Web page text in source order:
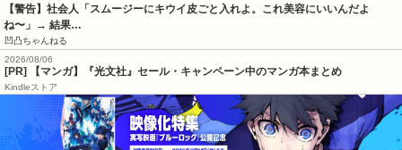
【警告】社会人「スムージーにキウイ皮ごと入れよ。これ美容にいいんだよ
ね〜」→ 結果…
凹凸ちゃんねる
2026/08/06
[PR] 【マンガ】『光文社』セール・キャンペーン中のマンガ本まとめ
Kindleストア